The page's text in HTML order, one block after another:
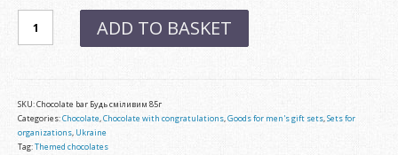
Chocolate
bar
"Будь
ADD TO BASKET
SKU:Chocolate bar Будь сміливим 85г
Categories:Chocolate,Chocolate with congratulations,Goods for men's gift sets,Sets for
organizations, Ukraine
Tag:Themed chocolates